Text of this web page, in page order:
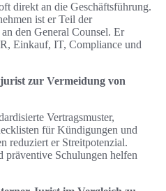
direkt an die Geschäftsführung.
ist er Teil der
den General Counsel. Er
Einkauf, IT, Compliance und
zur Vermeidung von
Vertragsmuster,
für Kündigungen und
reduziert er Streitpotenzial.
präventive Schulungen helfen